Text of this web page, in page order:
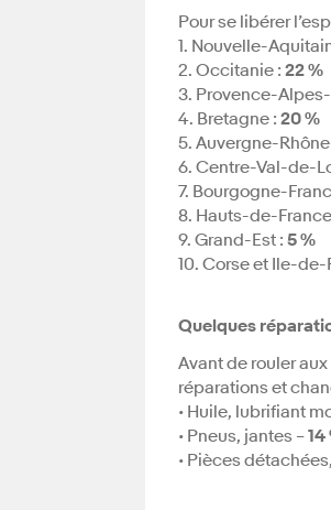
Pour se libérer
1. Nouvelle-
2. Occitanie : 22 %
3. Provence-
4. Bretagne : 20 %
5. Auvergne-
6. Centre-Val-de-
7. Bourgogne-
8. Hauts-de-
9. Grand-Est : 5 %
10. Corse et Ile-
Quelques
Avant de rouler
réparations et
• Huile, lubrifiant
• Pneus, jantes –14
• Pièces